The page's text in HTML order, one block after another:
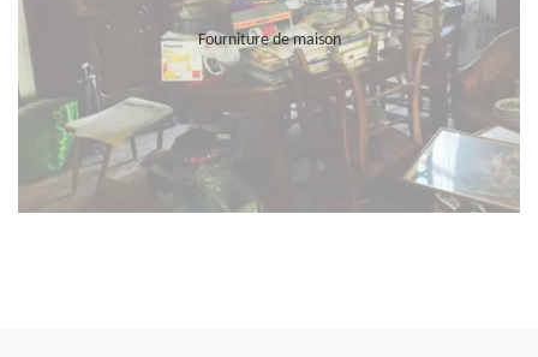
Fourniture de maison